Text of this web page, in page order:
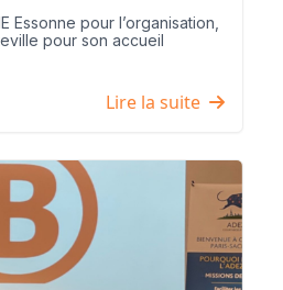
Essonne pour l’organisation,
pour son accueil
Lire la suite